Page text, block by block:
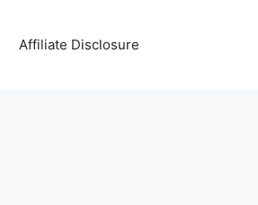
Affiliate Disclosure